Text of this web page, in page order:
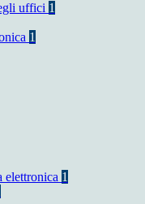
uffici 1
1
elettronica 1